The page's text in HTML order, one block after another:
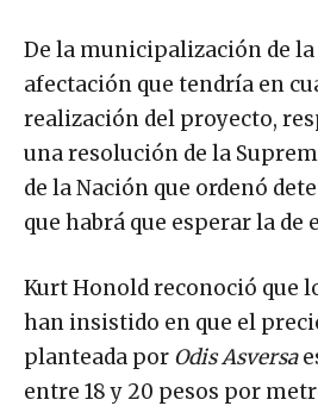
De la municipalización de la
afectación que tendría en
realización del proyecto,
una resolución de la
de la Nación que ordenó
que habrá que esperar la de
Kurt Honold reconoció que
han insistido en que el
planteada por Odis Asversa
entre 18 y 20 pesos por